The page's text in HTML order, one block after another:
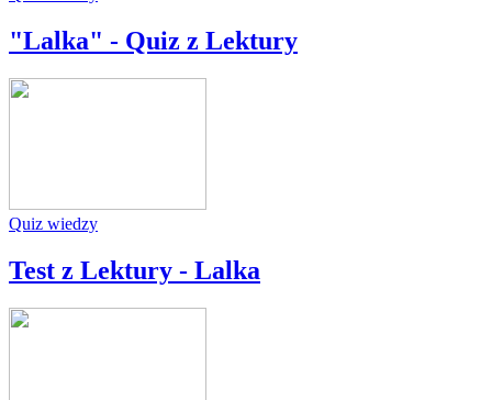
"Lalka" - Quiz z Lektury
Quiz wiedzy
Test z Lektury - Lalka